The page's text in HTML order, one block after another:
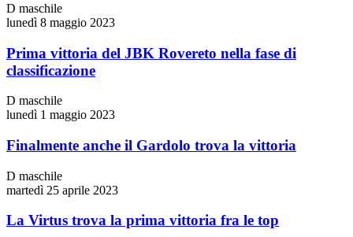
D maschile
lunedì 8 maggio 2023
Prima vittoria del JBK Rovereto nella fase di
classificazione
D maschile
lunedì 1 maggio 2023
Finalmente anche il Gardolo trova la vittoria
D maschile
martedì 25 aprile 2023
La Virtus trova la prima vittoria fra le top